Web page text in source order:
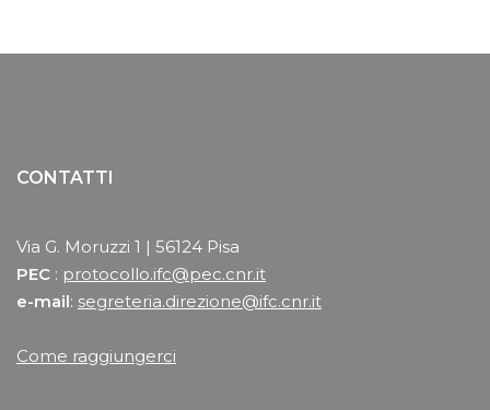
CONTATTI
Via G. Moruzzi 1 | 56124 Pisa
PEC : protocollo.ifc@pec.cnr.it
e-mail: segreteria.direzione@ifc.cnr.it
Come raggiungerci